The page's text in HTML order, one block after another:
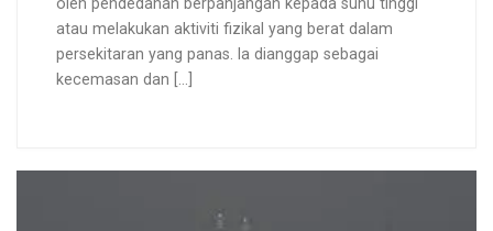
atau melakukan aktiviti fizikal yang berat dalam
persekitaran yang panas. Ia dianggap sebagai
kecemasan dan […]